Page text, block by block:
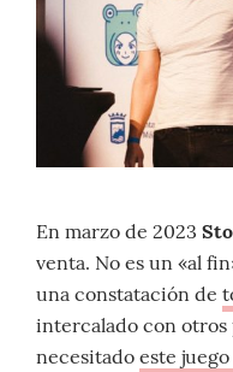
En marzo de 2023
venta. No es un «al
una constatación de
intercalado con
necesitado este